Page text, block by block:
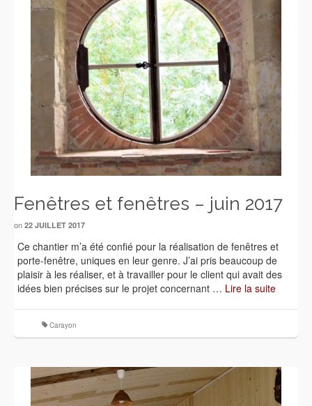
Fenêtres et fenêtres – juin 2017
on 22 JUILLET 2017
Ce chantier m’a été confié pour la réalisation de fenêtres et
porte-fenêtre, uniques en leur genre. J’ai pris beaucoup de
plaisir à les réaliser, et à travailler pour le client qui avait des
idées bien précises sur le projet concernant … Lire la suite
Carayon